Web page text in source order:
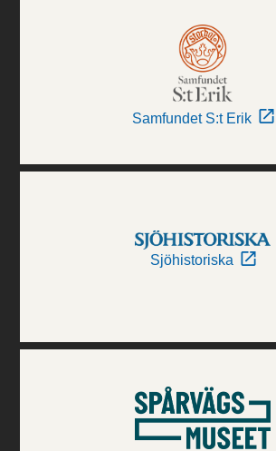
Samfundet S:t Erik
Sjöhistoriska